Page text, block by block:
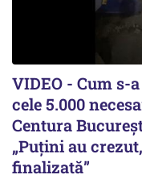
VIDEO - Cum
cele 5.000
Centura
„Puțini au
finalizată”